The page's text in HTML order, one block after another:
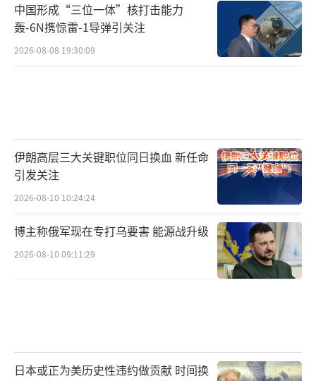
中国形成“三位一体”核打击能力
轰-6N携惊雷-1导弹引关注
2026-08-08 19:30:09
伊朗高层三大关键职位同日换血 新任命
引发关注
2026-08-10 10:24:24
博主称俄军现在专打乌要害 能源战升级
2026-08-10 09:11:29
日本或正为美历史性违约做贡献 时间换